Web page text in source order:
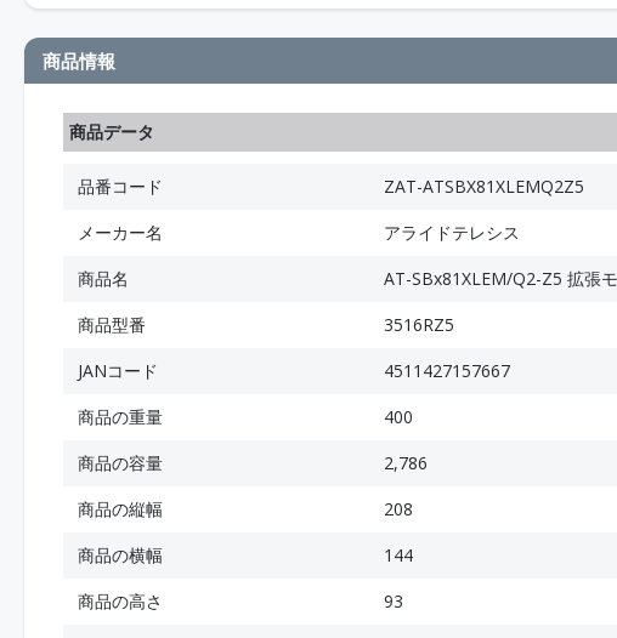
商品情報
商品データ
品番コード
ZAT-ATSBX81XLEMQ2Z5
メーカー名
アライドテレシス
商品名
AT-SBx81XLEM/Q2-Z5 拡張
商品型番
3516RZ5
JANコード
4511427157667
商品の重量
400
商品の容量
2,786
商品の縦幅
208
商品の横幅
144
商品の高さ
93